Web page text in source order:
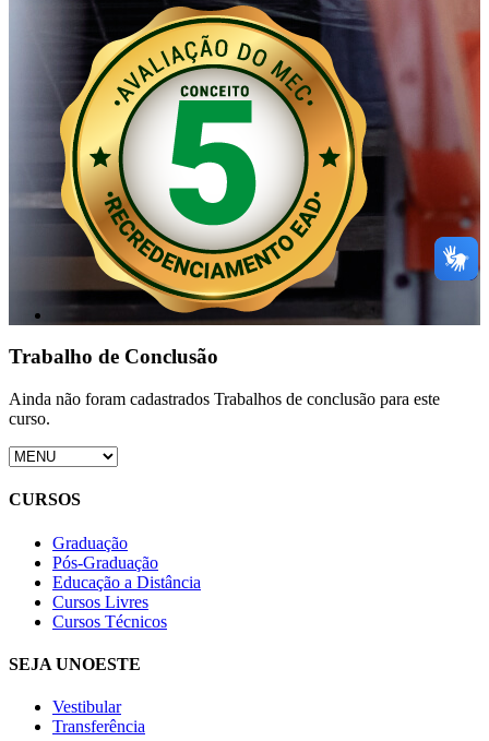
Trabalho de Conclusão
Ainda não foram cadastrados Trabalhos de conclusão para este
curso.
CURSOS
Graduação
Pós-Graduação
Educação a Distância
Cursos Livres
Cursos Técnicos
SEJA UNOESTE
Vestibular
Transferência